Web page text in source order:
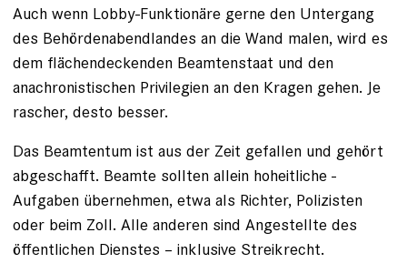
Auch wenn Lobby-Funktionäre gerne den Untergang
des Behördenabendlandes an die Wand malen, wird es
dem flächendeckenden Beamtenstaat und den
anachronistischen Privilegien an den Kragen gehen. Je
rascher, desto besser.
Das Beamtentum ist aus der Zeit gefallen und gehört
abgeschafft. ­Beamte sollten allein hoheitliche ­
Aufgaben übernehmen, etwa als Richter, Polizisten
oder beim Zoll. Alle anderen sind Angestellte des
öffentlichen Dienstes – inklusive Streikrecht.